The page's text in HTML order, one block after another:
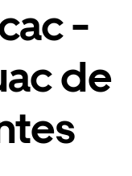
-
de